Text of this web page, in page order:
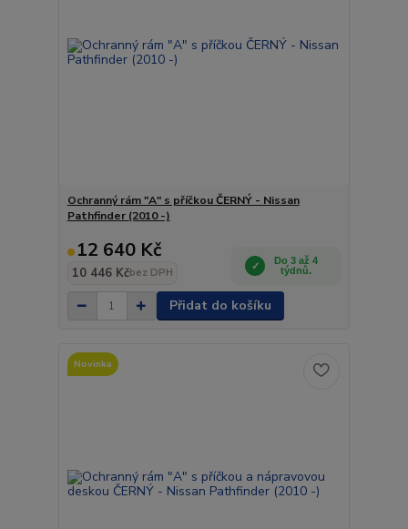
Ochranný rám "A" s příčkou ČERNÝ - Nissan
Pathfinder (2010 -)
12 640 Kč
10 446 Kčbez DPH
Do 3 až 4
týdnů.
Přidat do košíku
Novinka